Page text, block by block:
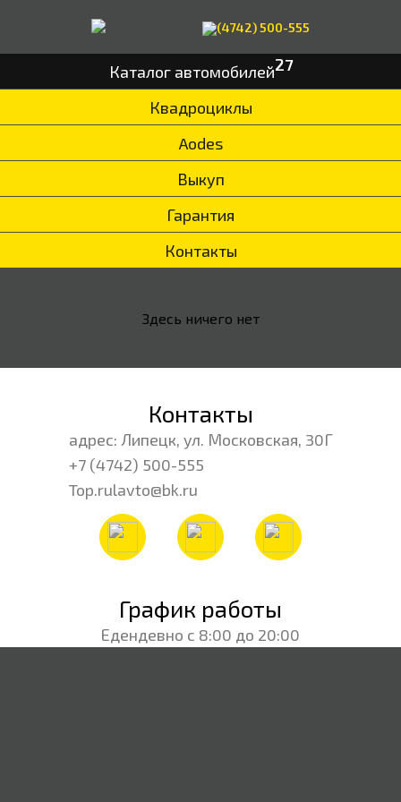
(4742) 500-555
Каталог автомобилей27
Квадроциклы
Aodes
Выкуп
Гарантия
Контакты
Здесь ничего нет
Контакты
адрес: Липецк, ул. Московская, 30Г
+7 (4742) 500-555
Top.rulavto@bk.ru
График работы
Едендевно с 8:00 до 20:00